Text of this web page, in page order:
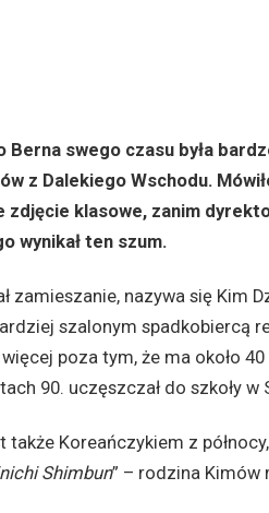
Berna swego czasu była
z Dalekiego Wschodu.
klasowe, zanim
wynikał ten szum.
zamieszanie, nazywa się Kim
szalonym spadkobiercą
poza tym, że ma około
90. uczęszczał do szkoły w
także Koreańczykiem z
Shimbun” – rodzina Kimów